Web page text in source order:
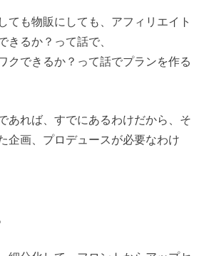
ても物販にしても、アフィリエイト
きるか？って話で、
クできるか？って話でプランを作る
あれば、すでにあるわけだから、そ
企画、プロデュースが必要なわけ